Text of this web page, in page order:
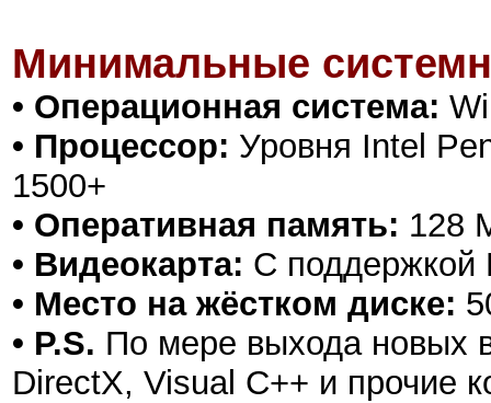
Минимальные
• Операционная система:
• Процессор: Уровня Intel
1500+
• Оперативная память: 128
• Видеокарта: С поддержкой
• Место на жёстком диске:
• P.S. По мере выхода новых
DirectX, Visual C++ и прочие